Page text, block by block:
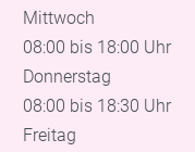
Mittwoch
08:00 bis 18:00 Uhr
Donnerstag
08:00 bis 18:30 Uhr
Freitag